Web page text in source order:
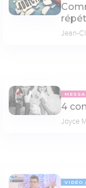
Jean-
4
Joyce
VIDÉO